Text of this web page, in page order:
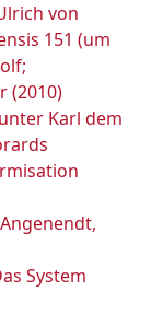
von
151 (um
(2010)
Karl dem
System